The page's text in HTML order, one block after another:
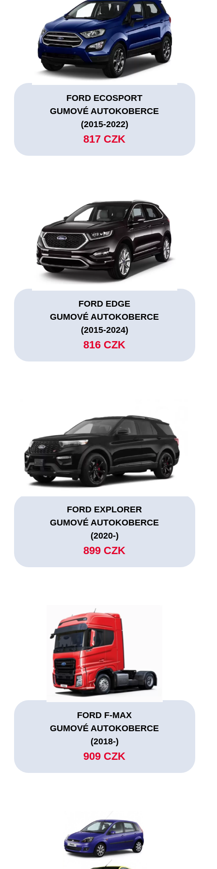
FORD ECOSPORT
GUMOVÉ AUTOKOBERCE
(2015-2022)
817 CZK
FORD EDGE
GUMOVÉ AUTOKOBERCE
(2015-2024)
816 CZK
FORD EXPLORER
GUMOVÉ AUTOKOBERCE
(2020-)
899 CZK
FORD F-MAX
GUMOVÉ AUTOKOBERCE
(2018-)
909 CZK